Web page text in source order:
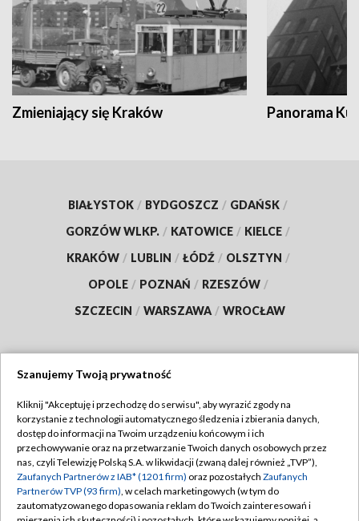
Zmieniający się Kraków Panorama
BIAŁYSTOK / BYDGOSZCZ / GDAŃSK /
GORZÓW WLKP. / KATOWICE / KIELCE /
KRAKÓW / LUBLIN / ŁÓDŹ / OLSZTYN /
OPOLE / POZNAŃ / RZESZÓW /
SZCZECIN / WARSZAWA / WROCŁAW
TVP
Abonament TVP
Emisja w TVP
Centrum informacji TVP
Regulamin TVP
Polityka prywatności
Moje zgody
Szanujemy Twoją prywatność
Kliknij "Akceptuję i przechodzę do serwisu", aby wyrazić zgody na
korzystanie z technologii automatycznego śledzenia i zbierania danych,
dostęp do informacji na Twoim urządzeniu końcowym i ich
przechowywanie oraz na przetwarzanie Twoich danych osobowych przez
nas, czyli Telewizję Polską S.A. w likwidacji (zwaną dalej również „TVP”),
Zaufanych Partnerów z IAB* (1201 firm) oraz pozostałych Zaufanych
Partnerów TVP (93 firm), w celach marketingowych (w tym do
zautomatyzowanego dopasowania reklam do Twoich zainteresowań i